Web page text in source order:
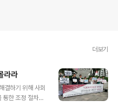
더보기
라라
결하기 위해 사회
통한 조정 절차조